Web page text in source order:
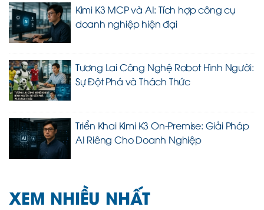
Kimi K3 MCP và AI: Tích hợp công cụ
doanh nghiệp hiện đại
Tương Lai Công Nghệ Robot Hình Người:
Sự Đột Phá và Thách Thức
Triển Khai Kimi K3 On-Premise: Giải Pháp
AI Riêng Cho Doanh Nghiệp
XEM NHIỀU NHẤT